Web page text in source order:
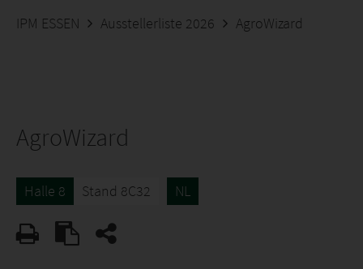
IPM ESSEN Ausstellerliste 2026 AgroWizard
AgroWizard
Halle 8 Stand 8C32 NL